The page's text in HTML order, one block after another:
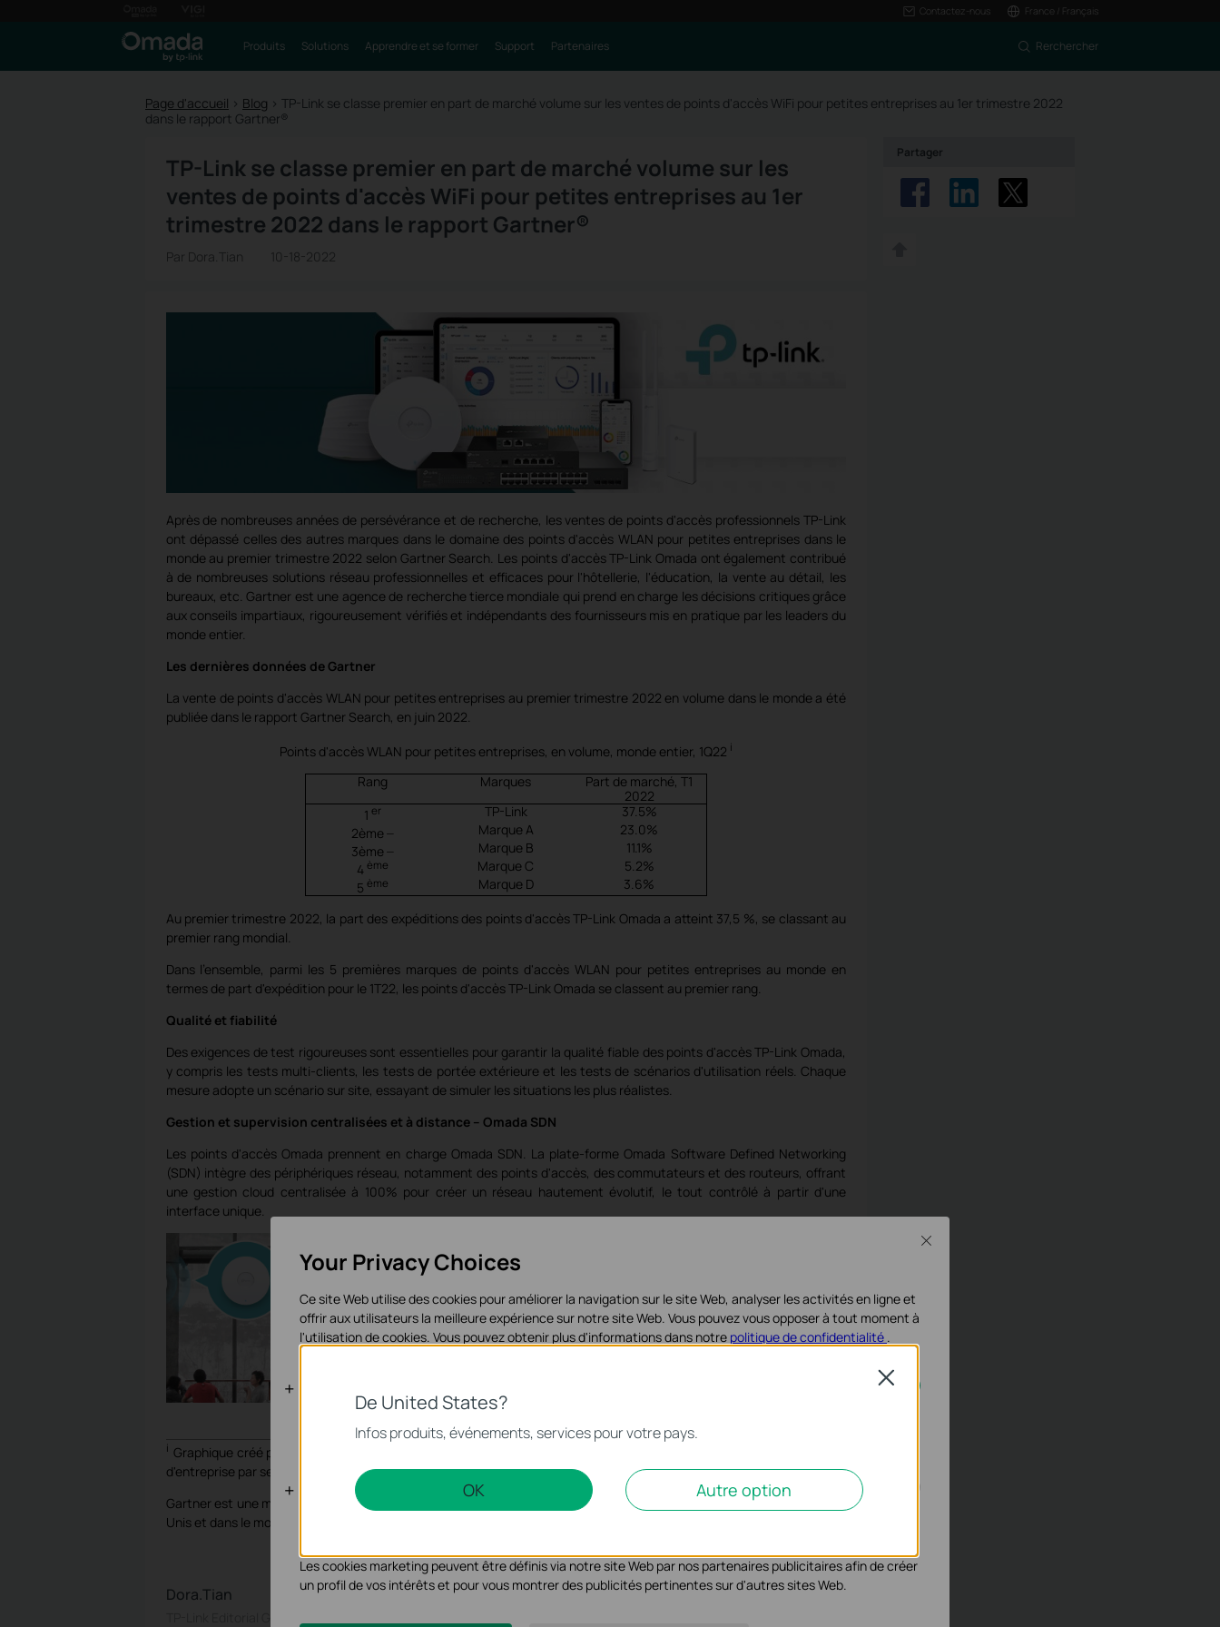
Contactez-nous France / Français
Produits Solutions Apprendre et se former Support Partenaires Rerchercher
Page d'accueil > Blog > TP-Link se classe premier en part de marché volume sur les ventes de points d'accès WiFi pour petites entreprises au 1er trimestre 2022
dans le rapport Gartner®
Partager
TP-Link se classe premier en part de marché volume sur les
ventes de points d'accès WiFi pour petites entreprises au 1er
trimestre 2022 dans le rapport Gartner®
Par Dora.Tian 10-18-2022
Après de nombreuses années de persévérance et de recherche, les ventes de points d'accès professionnels TP-Link
ont ​​dépassé celles des autres marques dans le domaine des points d'accès WLAN pour petites entreprises dans le
monde au premier trimestre 2022 selon Gartner Search. Les points d'accès TP-Link Omada ont également contribué
à de nombreuses solutions réseau professionnelles et efficaces pour l'hôtellerie, l'éducation, la vente au détail, les
bureaux, etc. Gartner est une agence de recherche tierce mondiale qui prend en charge les décisions critiques grâce
aux conseils impartiaux, rigoureusement vérifiés et indépendants des fournisseurs mis en pratique par les leaders du
monde entier.
Les dernières données de Gartner
La vente de points d'accès WLAN pour petites entreprises au premier trimestre 2022 en volume dans le monde a été
publiée dans le rapport Gartner Search, en juin 2022.
Points d'accès WLAN pour petites entreprises, en volume, monde entier, 1Q22 i
Rang Marques
Part de marché, T1
2022
1 er TP-Link
37.5%
2ème
Marque A
23.0%
3ème
Marque B
11.1%
4 ème Marque C
5.2%
5 ème Marque D
3.6%
Au premier trimestre 2022, la part des expéditions des points d'accès TP-Link Omada a atteint 37,5 %, se classant au
premier rang mondial.
Dans l'ensemble, parmi les 5 premières marques de points d'accès WLAN pour petites entreprises au monde en
termes de part d'expédition pour le 1T22, les points d'accès TP-Link Omada se classent au premier rang.
Qualité et fiabilité
Des exigences de test rigoureuses sont essentielles pour garantir la qualité fiable des points d'accès TP-Link Omada,
y compris les tests multi-clients, les tests de portée extérieure et les tests de scénarios d'utilisation réels. Chaque
mesure adopte un scénario sur site, essayant de simuler les situations les plus réalistes.
Gestion et supervision centralisées et à distance – ​​Omada SDN
Les points d'accès Omada prennent en charge Omada SDN. La plate-forme Omada Software Defined Networking
(SDN) intègre des périphériques réseau, notamment des points d'accès, des commutateurs et des routeurs, offrant
une gestion cloud centralisée à 100% pour créer un réseau hautement évolutif, le tout contrôlé à partir d'une
interface unique.
i Graphique créé par TP-Link basé sur la recherche Gartner. Source : Gartner, Part de marché : Équipement de réseau
d'entreprise par segment de marché, Monde, 1T22, Christian Canales, Naresh Singh, juin 2022.
Gartner est une marque déposée et une marque de service de Gartner, Inc. et/ou de ses sociétés affiliées aux États-
Unis et dans le monde et est utilisée ici avec autorisation. Tous les droits sont réservés.
Dora.Tian
De United States?
Infos produits, événements, services pour votre pays.
OK Autre option
Close
Your Privacy Choices
Ce site Web utilise des cookies pour améliorer la navigation sur le site Web, analyser les activités en ligne et
offrir aux utilisateurs la meilleure expérience sur notre site Web. Vous pouvez vous opposer à tout moment à
l'utilisation de cookies. Vous pouvez obtenir plus d'informations dans notre politique de confidentialité .
systèmes.
Cookies d'analyse et marketing
Les cookies marketing peuvent être définis via notre site Web par nos partenaires publicitaires afin de créer
un profil de vos intérêts et pour vous montrer des publicités pertinentes sur d'autres sites Web.
Close